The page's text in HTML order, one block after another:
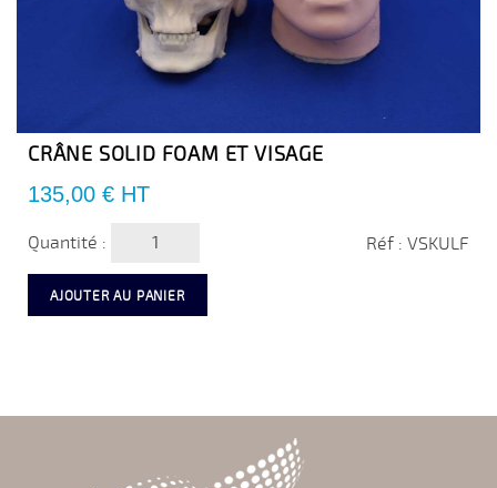
CRÂNE SOLID FOAM ET VISAGE
Prix
135,00 € HT
Quantité : Réf : VSKULF
AJOUTER AU PANIER